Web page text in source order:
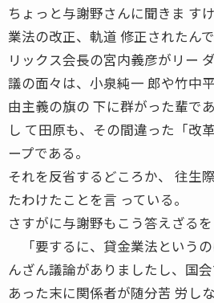
ちょっと与謝野さんに聞きま す
業法の改正、軌道 修正された
リックス会長の宮内義彦がリー
議の面々は、小泉純一 郎や竹中
由主義の旗の 下に群がった輩で
し て田原も、その間違った「改
ープである。
それを反省するどころか、 往生
たわけたことを言 っている。
さすがに与謝野もこう答えざるを
「要するに、貸金業法という
んざん議論がありましたし、国
あった末に関係者が随分苦 労し